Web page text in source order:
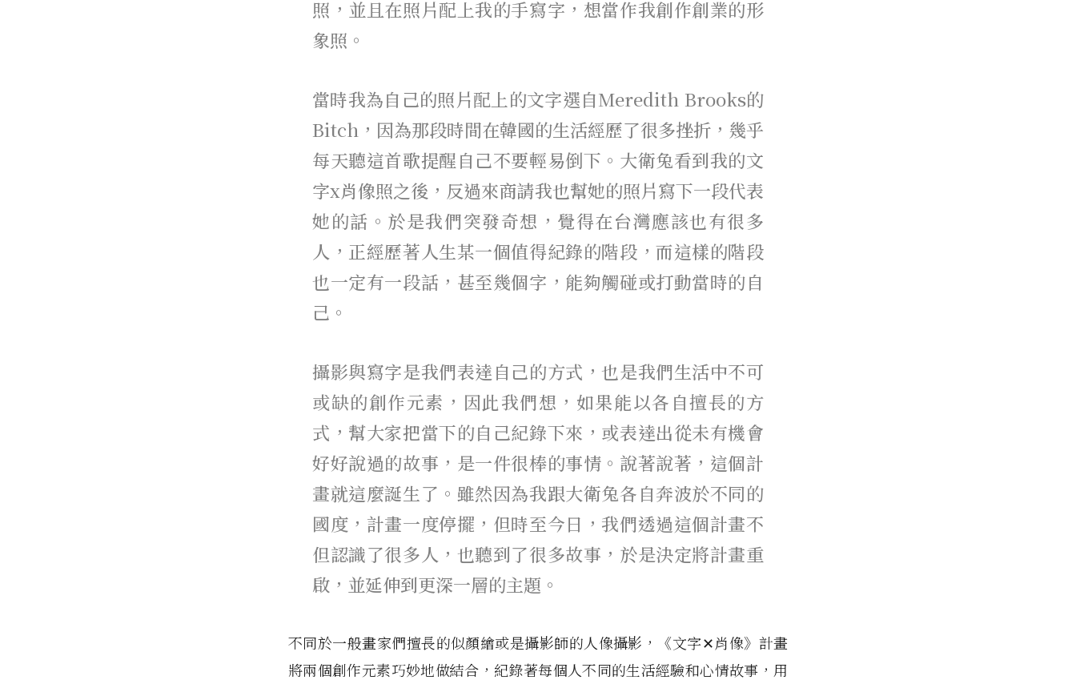
照，並且在照片配上我的手寫字，想當作我創作創業的形
象照。
當時我為自己的照片配上的文字選自Meredith Brooks的
Bitch，因為那段時間在韓國的生活經歷了很多挫折，幾乎
每天聽這首歌提醒自己不要輕易倒下。大衛兔看到我的文
字x肖像照之後，反過來商請我也幫她的照片寫下一段代表
她的話。於是我們突發奇想，覺得在台灣應該也有很多
人，正經歷著人生某一個值得紀錄的階段，而這樣的階段
也一定有一段話，甚至幾個字，能夠觸碰或打動當時的自
己。
攝影與寫字是我們表達自己的方式，也是我們生活中不可
或缺的創作元素，因此我們想，如果能以各自擅長的方
式，幫大家把當下的自己紀錄下來，或表達出從未有機會
好好說過的故事，是一件很棒的事情。說著說著，這個計
畫就這麼誕生了。雖然因為我跟大衛兔各自奔波於不同的
國度，計畫一度停擺，但時至今日，我們透過這個計畫不
但認識了很多人，也聽到了很多故事，於是決定將計畫重
啟，並延伸到更深一層的主題。
不同於一般畫家們擅長的似顏繪或是攝影師的人像攝影，《文字✕肖像》計畫
將兩個創作元素巧妙地做結合，紀錄著每個人不同的生活經驗和心情故事，用